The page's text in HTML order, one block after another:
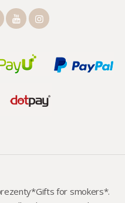
for smokers*.